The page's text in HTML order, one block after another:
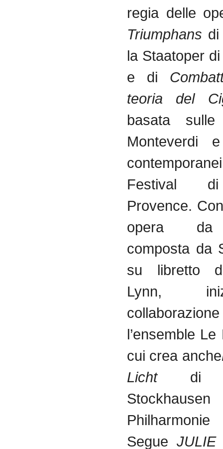
regia delle
Triumphans
la Staatoper
e di
teoria del
basata
Monteverdi
Festival
Provence.
opera da
composta da
su libretto
Lynn,
l’ensemble
cui crea anche
Lichtdi
Segue JULIE